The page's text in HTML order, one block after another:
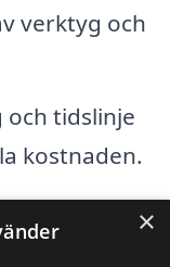
verktyg och
tidslinje
kostnaden.
men
×